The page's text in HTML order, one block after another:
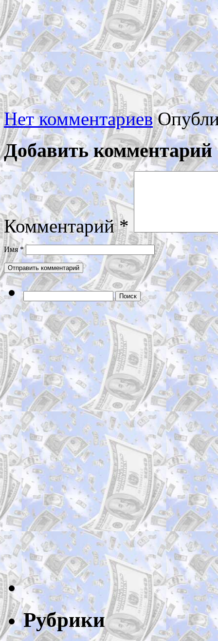
Нет комментариев
Добавить комментарий
Комментарий*
Имя*
Рубрики